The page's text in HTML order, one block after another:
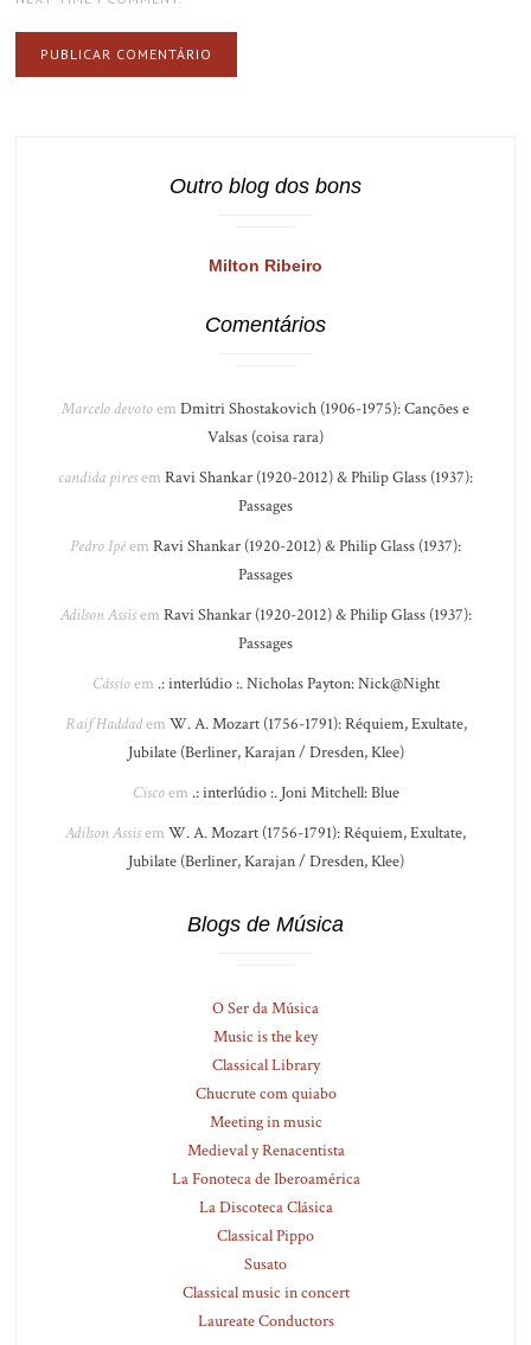
Outro blog dos bons
Milton Ribeiro
Comentários
Marcelo devotoem Dmitri Shostakovich (1906-1975): Canções e
Valsas (coisa rara)
candida piresem Ravi Shankar (1920-2012) & Philip Glass (1937):
Passages
Pedro Ipêem Ravi Shankar (1920-2012) & Philip Glass (1937):
Passages
Adilson Assisem Ravi Shankar (1920-2012) & Philip Glass (1937):
Passages
Cássioem .: interlúdio :. Nicholas Payton: Nick@Night
Raif Haddadem W. A. Mozart (1756-1791): Réquiem, Exultate,
Jubilate (Berliner, Karajan / Dresden, Klee)
Ciscoem .: interlúdio :. Joni Mitchell: Blue
Adilson Assisem W. A. Mozart (1756-1791): Réquiem, Exultate,
Jubilate (Berliner, Karajan / Dresden, Klee)
Blogs de Música
O Ser da Música
Music is the key
Classical Library
Chucrute com quiabo
Meeting in music
Medieval y Renacentista
La Fonoteca de Iberoamérica
La Discoteca Clásica
Classical Pippo
Susato
Classical music in concert
Laureate Conductors